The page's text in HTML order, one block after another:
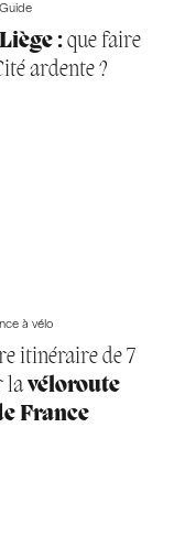
:que faire
ardente ?
à vélo
itinéraire de 7
lavéloroute
France